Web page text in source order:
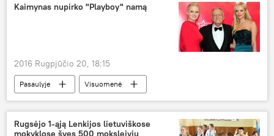
Kaimynas nupirko "Playboy" namą
2016 Rugpjūčio 20, 18:15
Pasaulyje Visuomenė
Rugsėjo 1-ąją Lenkijos lietuviškose